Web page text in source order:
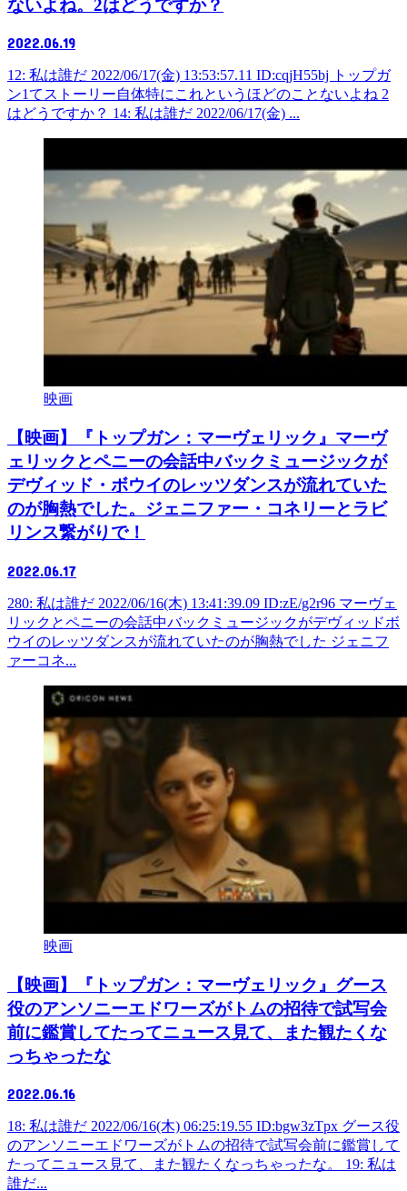
ないよね。2はどうですか？
2022.06.19
12: 私は誰だ 2022/06/17(金) 13:53:57.11 ID:cqjH55bj トップガ
ン1てストーリー自体特にこれというほどのことないよね 2
はどうですか？ 14: 私は誰だ 2022/06/17(金) ...
映画
【映画】『トップガン：マーヴェリック』マーヴ
ェリックとペニーの会話中バックミュージックが
デヴィッド・ボウイのレッツダンスが流れていた
のが胸熱でした。ジェニファー・コネリーとラビ
リンス繋がりで！
2022.06.17
280: 私は誰だ 2022/06/16(木) 13:41:39.09 ID:zE/g2r96 マーヴェ
リックとペニーの会話中バックミュージックがデヴィッドボ
ウイのレッツダンスが流れていたのが胸熱でした ジェニフ
ァーコネ...
映画
【映画】『トップガン：マーヴェリック』グース
役のアンソニーエドワーズがトムの招待で試写会
前に鑑賞してたってニュース見て、また観たくな
っちゃったな
2022.06.16
18: 私は誰だ 2022/06/16(木) 06:25:19.55 ID:bgw3zTpx グース役
のアンソニーエドワーズがトムの招待で試写会前に鑑賞して
たってニュース見て、また観たくなっちゃったな。 19: 私は
誰だ...